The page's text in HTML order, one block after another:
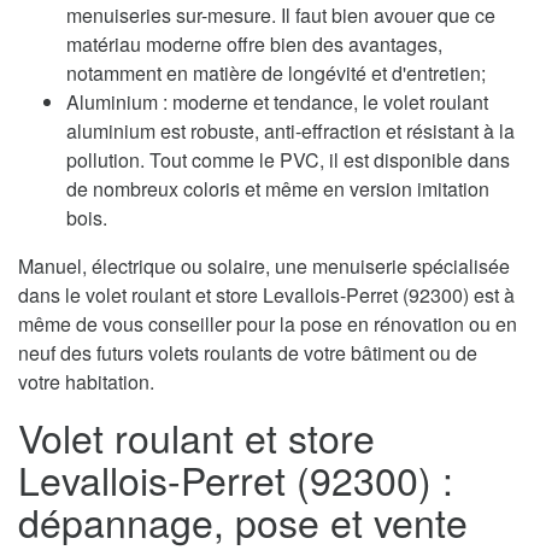
menuiseries sur-mesure. Il faut bien avouer que ce
matériau moderne offre bien des avantages,
notamment en matière de longévité et d'entretien;
Aluminium : moderne et tendance, le volet roulant
aluminium est robuste, anti-effraction et résistant à la
pollution. Tout comme le PVC, il est disponible dans
de nombreux coloris et même en version imitation
bois.
Manuel, électrique ou solaire, une menuiserie spécialisée
dans le volet roulant et store Levallois-Perret (92300) est à
même de vous conseiller pour la pose en rénovation ou en
neuf des futurs volets roulants de votre bâtiment ou de
votre habitation.
Volet roulant et store
Levallois-Perret (92300) :
dépannage, pose et vente